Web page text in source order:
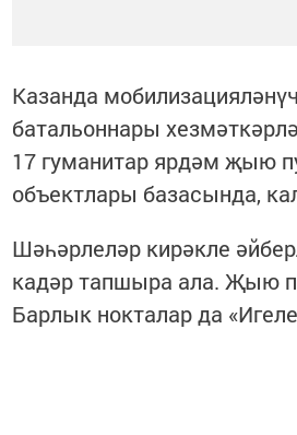
Казанда
батальоннары
17 гуманитар ярдәм җыю
объектлары базасында,
Шәһәрлеләр кирәкле
кадәр тапшыра ала. Җыю
Барлык нокталар да